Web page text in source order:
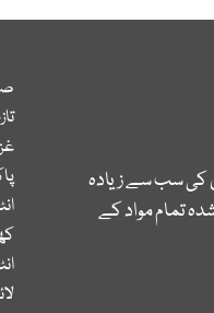
کی سب سے زیادہ
تمام مواد کے